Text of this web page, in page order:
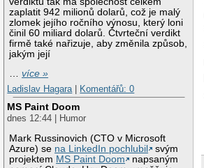
zaplatit 942 milionů dolarů, což je malý
zlomek jejího ročního výnosu, který loni
činil 60 miliard dolarů. Čtvrteční verdikt
firmě také nařizuje, aby změnila způsob,
jakým její
…více »
Ladislav Hagara
Komentářů: 0
MS Paint Doom
dnes 12:44 | Humor
Mark Russinovich (CTO v Microsoft
Azure) se na LinkedIn pochlubil
svým
projektem MS Paint Doom
napsaným